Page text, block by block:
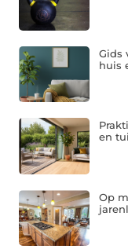
Gids
huis
en
Op